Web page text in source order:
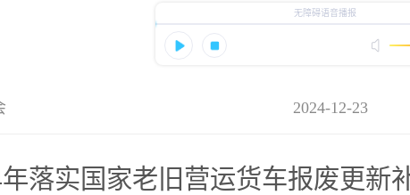
2024-12-23
年落实国家老旧营运货车报废更新